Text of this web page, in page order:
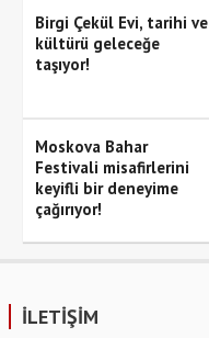
Birgi Çekül Evi, tarihi ve
kültürü geleceğe
taşıyor!
Moskova Bahar
Festivali misafirlerini
keyifli bir deneyime
çağırıyor!
İLETİŞİM